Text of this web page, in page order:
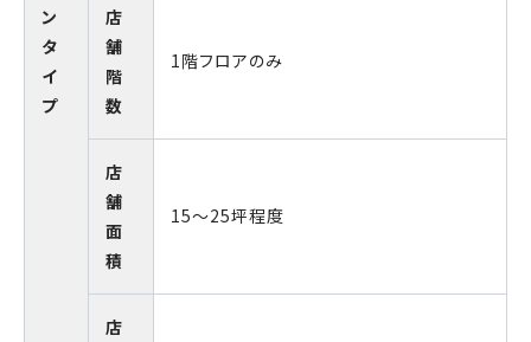
ン
タ
イ
プ
店
舗
階
数
1階フロアのみ
店
舗
面
積
15～25坪程度
店